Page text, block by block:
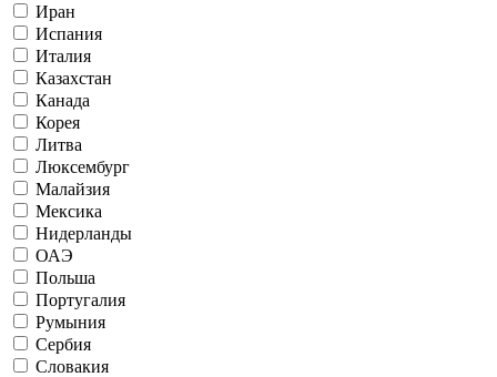
Иран
Испания
Италия
Казахстан
Канада
Корея
Литва
Люксембург
Малайзия
Мексика
Нидерланды
ОАЭ
Польша
Португалия
Румыния
Сербия
Словакия